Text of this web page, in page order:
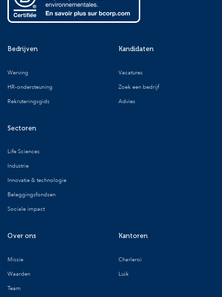
Bedrijven
Werving
HR-ondersteuning
Rekruteringsgids
Sectoren
Life Sciences
Industrie
Innovatie & technologie
Beleggingsfondsen
Sociale impact
Kandidaten
Vacatures
Zoek een bedrijf
Advies
Over ons
Missie
Waarden
Team
Kantoren
Charleroi
Luik